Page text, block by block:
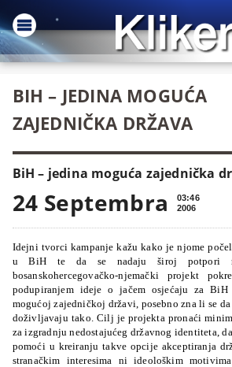
BIH – JEDINA MOGUĆA
ZAJEDNIČKA DRŽAVA
BiH – jedina moguća zajednička
24 Septembra
03:46
2006
Idejni tvorci kampanje kažu kako je njome
u BiH te da se nadaju široj potpori
bosanskohercegovačko-njemački projekt
podupiranjem ideje o jačem osjećaju za
mogućoj zajedničkoj državi, posebno zna li se
doživljavaju tako. Cilj je projekta pronaći
za izgradnju nedostajućeg državnog identiteta,
pomoći u kreiranju takve opcije akceptiranja
stranačkim interesima ni ideološkim